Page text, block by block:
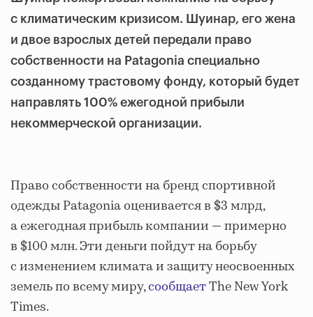
с климатическим кризисом. Шуинар, его жена
и двое взрослых детей передали право
собственности на Patagonia специально
созданному трастовому фонду, который будет
направлять 100% ежегодной прибыли
некоммерческой организации.
Право собственности на бренд спортивной
одежды Patagonia оценивается в $3 млрд,
а ежегодная прибыль компании — примерно
в $100 млн. Эти деньги пойдут на борьбу
с изменением климата и защиту неосвоенных
земель по всему миру,сообщаетThe New York
Times.